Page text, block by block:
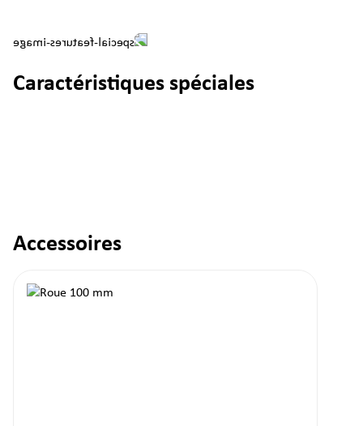
Caractéristiques spéciales
Ignorer la galerie de produits
Accessoires